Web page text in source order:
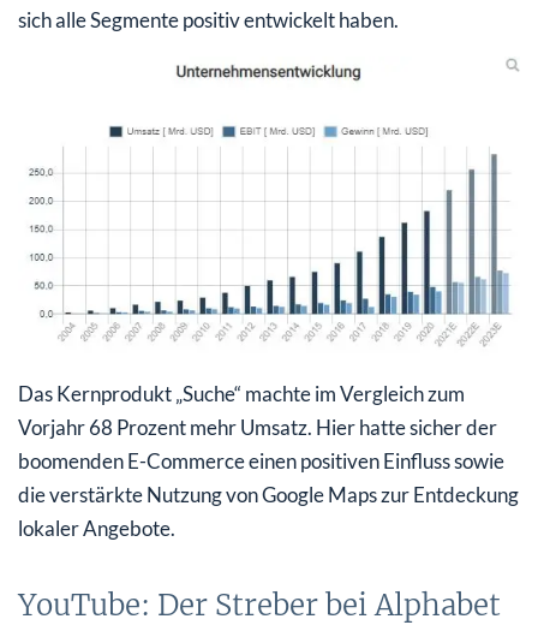
sich alle Segmente positiv entwickelt haben.
Das Kernprodukt „Suche“ machte im Vergleich zum
Vorjahr 68 Prozent mehr Umsatz. Hier hatte sicher der
boomenden E-Commerce einen positiven Einfluss sowie
die verstärkte Nutzung von Google Maps zur Entdeckung
lokaler Angebote.
YouTube: Der Streber bei Alphabet